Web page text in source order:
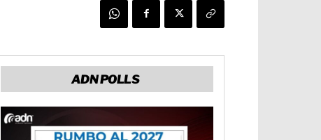
ADN POLLS